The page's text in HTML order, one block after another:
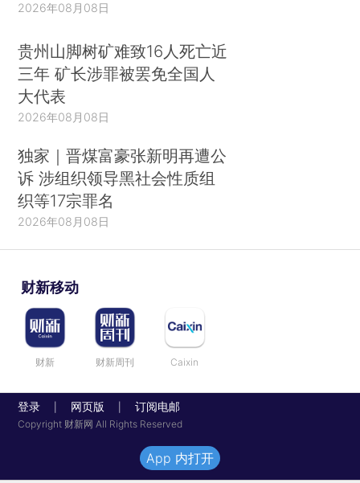
2026年08月08日
贵州山脚树矿难致16人死亡近
三年 矿长涉罪被罢免全国人
大代表
2026年08月08日
独家｜晋煤富豪张新明再遭公
诉 涉组织领导黑社会性质组
织等17宗罪名
2026年08月08日
财新移动
财新 财新周刊 Caixin
登录 网页版 订阅电邮
Copyright 财新网 All Rights Reserved
App 内打开